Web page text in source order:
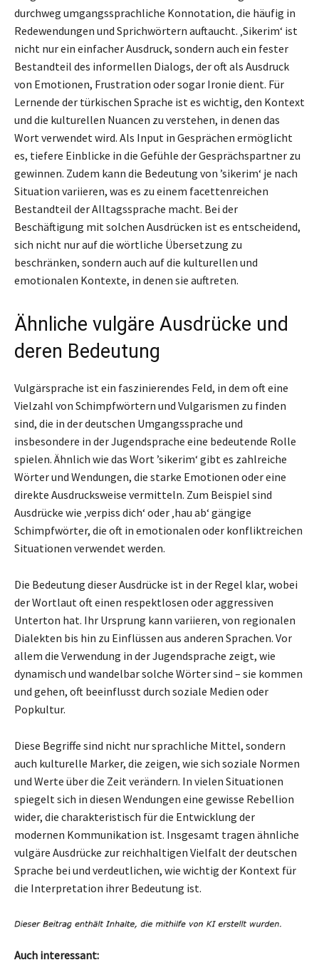
durchweg umgangssprachliche Konnotation, die häufig in
Redewendungen und Sprichwörtern auftaucht. ‚Sikerim‘ ist
nicht nur ein einfacher Ausdruck, sondern auch ein fester
Bestandteil des informellen Dialogs, der oft als Ausdruck
von Emotionen, Frustration oder sogar Ironie dient. Für
Lernende der türkischen Sprache ist es wichtig, den Kontext
und die kulturellen Nuancen zu verstehen, in denen das
Wort verwendet wird. Als Input in Gesprächen ermöglicht
es, tiefere Einblicke in die Gefühle der Gesprächspartner zu
gewinnen. Zudem kann die Bedeutung von ’sikerim‘ je nach
Situation variieren, was es zu einem facettenreichen
Bestandteil der Alltagssprache macht. Bei der
Beschäftigung mit solchen Ausdrücken ist es entscheidend,
sich nicht nur auf die wörtliche Übersetzung zu
beschränken, sondern auch auf die kulturellen und
emotionalen Kontexte, in denen sie auftreten.
Ähnliche vulgäre Ausdrücke und
deren Bedeutung
Vulgärsprache ist ein faszinierendes Feld, in dem oft eine
Vielzahl von Schimpfwörtern und Vulgarismen zu finden
sind, die in der deutschen Umgangssprache und
insbesondere in der Jugendsprache eine bedeutende Rolle
spielen. Ähnlich wie das Wort ’sikerim‘ gibt es zahlreiche
Wörter und Wendungen, die starke Emotionen oder eine
direkte Ausdrucksweise vermitteln. Zum Beispiel sind
Ausdrücke wie ‚verpiss dich‘ oder ‚hau ab‘ gängige
Schimpfwörter, die oft in emotionalen oder konfliktreichen
Situationen verwendet werden.
Die Bedeutung dieser Ausdrücke ist in der Regel klar, wobei
der Wortlaut oft einen respektlosen oder aggressiven
Unterton hat. Ihr Ursprung kann variieren, von regionalen
Dialekten bis hin zu Einflüssen aus anderen Sprachen. Vor
allem die Verwendung in der Jugendsprache zeigt, wie
dynamisch und wandelbar solche Wörter sind – sie kommen
und gehen, oft beeinflusst durch soziale Medien oder
Popkultur.
Diese Begriffe sind nicht nur sprachliche Mittel, sondern
auch kulturelle Marker, die zeigen, wie sich soziale Normen
und Werte über die Zeit verändern. In vielen Situationen
spiegelt sich in diesen Wendungen eine gewisse Rebellion
wider, die charakteristisch für die Entwicklung der
modernen Kommunikation ist. Insgesamt tragen ähnliche
vulgäre Ausdrücke zur reichhaltigen Vielfalt der deutschen
Sprache bei und verdeutlichen, wie wichtig der Kontext für
die Interpretation ihrer Bedeutung ist.
Auch interessant: